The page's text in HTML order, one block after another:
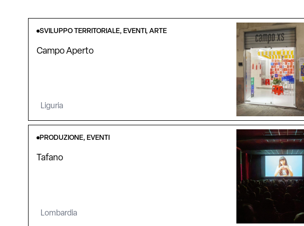
SVILUPPO TERRITORIALE, EVENTI, ARTE
Campo Aperto
Liguria
PRODUZIONE, EVENTI
Tafano
Lombardia